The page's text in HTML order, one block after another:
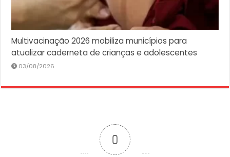
Multivacinação 2026 mobiliza municípios para
atualizar caderneta de crianças e adolescentes
03/08/2026
0